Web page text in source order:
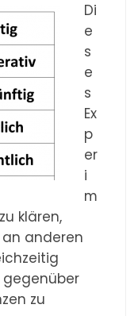
Di
e
s
e
s
Ex
p
er
i
m
klären,
anderen
gegenüber
zu